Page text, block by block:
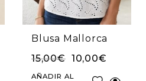
Blusa Mallorca
15,00€ 10,00€
AÑADIR AL